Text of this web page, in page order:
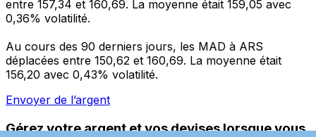
entre 157,34 et 160,69. La moyenne était 159,05 avec
0,36% volatilité.
Au cours des 90 derniers jours, les MAD à ARS
déplacées entre 150,62 et 160,69. La moyenne était
156,20 avec 0,43% volatilité.
Envoyer de l’argent
Gérez votre argent et vos devises lorsque vous